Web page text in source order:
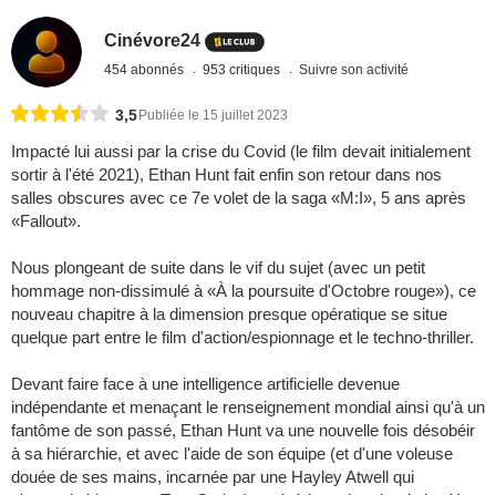
Cinévore24
454 abonnés 953 critiques Suivre son activité
3,5 Publiée le 15 juillet 2023
Impacté lui aussi par la crise du Covid (le film devait initialement
sortir à l'été 2021), Ethan Hunt fait enfin son retour dans nos
salles obscures avec ce 7e volet de la saga «M:I», 5 ans après
«Fallout».
Nous plongeant de suite dans le vif du sujet (avec un petit
hommage non-dissimulé à «À la poursuite d'Octobre rouge»), ce
nouveau chapitre à la dimension presque opératique se situe
quelque part entre le film d'action/espionnage et le techno-thriller.
Devant faire face à une intelligence artificielle devenue
indépendante et menaçant le renseignement mondial ainsi qu'à un
fantôme de son passé, Ethan Hunt va une nouvelle fois désobéir
à sa hiérarchie, et avec l'aide de son équipe (et d'une voleuse
douée de ses mains, incarnée par une Hayley Atwell qui